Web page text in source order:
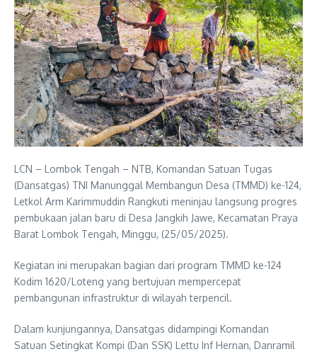
LCN – Lombok Tengah – NTB, Komandan Satuan Tugas
(Dansatgas) TNI Manunggal Membangun Desa (TMMD) ke-124,
Letkol Arm Karimmuddin Rangkuti meninjau langsung progres
pembukaan jalan baru di Desa Jangkih Jawe, Kecamatan Praya
Barat Lombok Tengah, Minggu, (25/05/2025).
Kegiatan ini merupakan bagian dari program TMMD ke-124
Kodim 1620/Loteng yang bertujuan mempercepat
pembangunan infrastruktur di wilayah terpencil.
Dalam kunjungannya, Dansatgas didampingi Komandan
Satuan Setingkat Kompi (Dan SSK) Lettu Inf Hernan, Danramil